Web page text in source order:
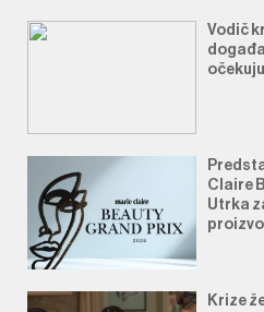
Vodič
Claire
Utrka
Krize